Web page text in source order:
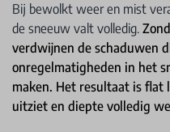
Bij bewolkt weer en mist
de sneeuw valt volledig.
verdwijnen de schaduwen
onregelmatigheden in het
maken. Het resultaat is flat
uitziet en diepte volledig